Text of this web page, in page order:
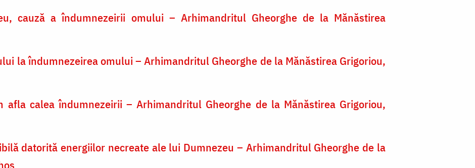
cauză a îndumnezeirii omului – Arhimandritul Gheorghe de la Mănăstirea
la îndumnezeirea omului – Arhimandritul Gheorghe de la Mănăstirea Grigoriou,
afla calea îndumnezeirii – Arhimandritul Gheorghe de la Mănăstirea Grigoriou,
datorită energiilor necreate ale lui Dumnezeu – Arhimandritul Gheorghe de la